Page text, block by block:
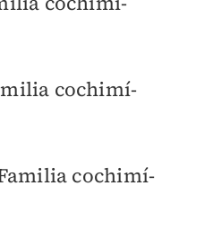
cochimí-
cochimí-